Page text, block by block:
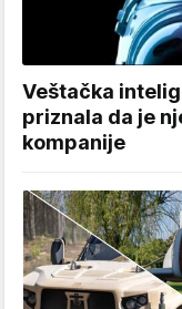
Veštačka
priznala da je
kompanije